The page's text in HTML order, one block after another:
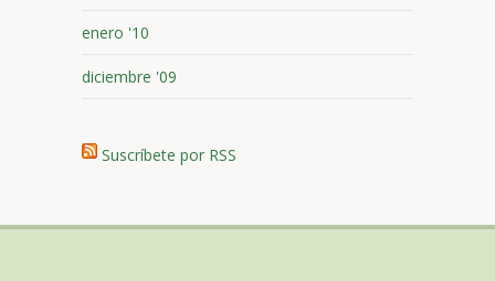
enero '10
diciembre '09
Suscríbete por RSS